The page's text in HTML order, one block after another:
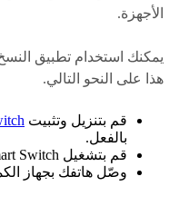
الأجهزة.
هذا على النحو التالي.
قم بتنزيل وتثبيت
بالفعل.
قم بتشغيل Smart Switch على جهاز الكمبيوتر.
وصّل هاتفك بجهاز